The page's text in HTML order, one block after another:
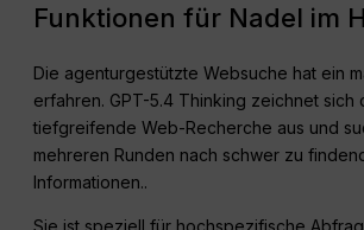
Funktionen für Nadel im
Die agenturgestützte Websuche hat ein
erfahren. GPT-5.4 Thinking zeichnet sich
tiefgreifende Web-Recherche aus und
mehreren Runden nach schwer zu
Informationen..